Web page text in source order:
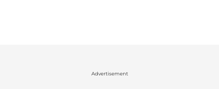
Advertisement